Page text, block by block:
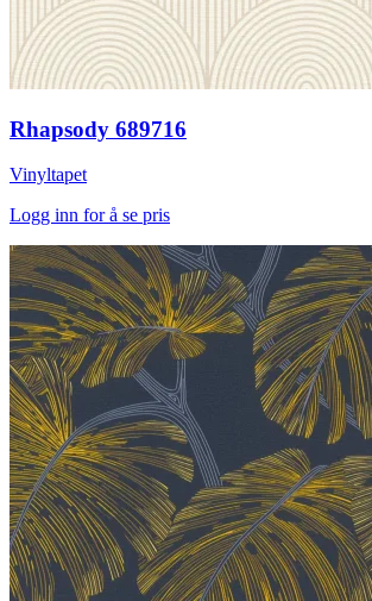
Rhapsody 689716
Vinyltapet
Logg inn for å se pris